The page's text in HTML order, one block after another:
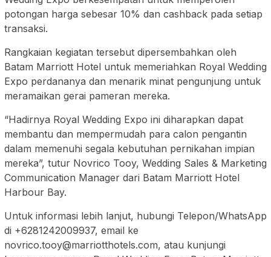
potongan harga sebesar 10% dan cashback pada setiap
transaksi.
Rangkaian kegiatan tersebut dipersembahkan oleh
Batam Marriott Hotel untuk memeriahkan Royal Wedding
Expo perdananya dan menarik minat pengunjung untuk
meramaikan gerai pameran mereka.
“Hadirnya Royal Wedding Expo ini diharapkan dapat
membantu dan mempermudah para calon pengantin
dalam memenuhi segala kebutuhan pernikahan impian
mereka”, tutur Novrico Tooy, Wedding Sales & Marketing
Communication Manager dari Batam Marriott Hotel
Harbour Bay.
Untuk informasi lebih lanjut, hubungi Telepon/WhatsApp
di +6281242009937, email ke
novrico.tooy@marriotthotels.com, atau kunjungi